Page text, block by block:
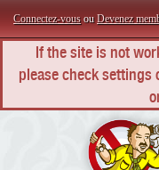
Connectez-vous ou Devenez
If the site is not
please check settings